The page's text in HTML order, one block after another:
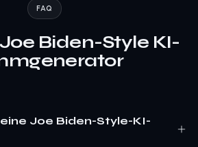
FAQ
Biden-Style KI-
Joe Biden-Style-KI-